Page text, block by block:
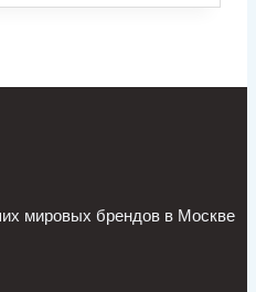
мировых брендов в Москве